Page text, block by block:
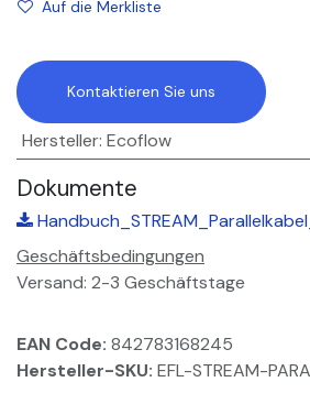
Auf die Merkliste
Kontaktieren Sie uns
Hersteller: Ecoflow
Dokumente
Geschäftsbedingungen
Versand: 2-3 Geschäftstage
EAN Code: 842783168245
Hersteller-SKU: EFL-STREAM-